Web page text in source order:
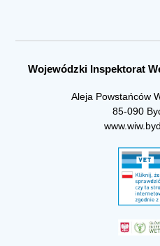
Wojewódzki Inspektorat
Aleja Powstańców
85-090